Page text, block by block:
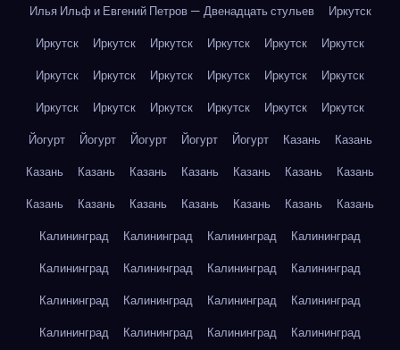
Илья Ильф и Евгений Петров — Двенадцать стульев
Иркутск
Иркутск
Иркутск Иркутск Иркутск Иркутск
Иркутск
Иркутск
Иркутск Иркутск Иркутск Иркутск
Иркутск
Иркутск
Иркутск Иркутск Иркутск Иркутск
Иркутск
Йогурт
Йогурт Йогурт Йогурт Йогурт Казань
Казань
Казань
Казань Казань Казань Казань Казань
Казань
Казань
Казань Казань Казань Казань Казань
Казань
Калининград
Калининград Калининград
Калининград
Калининград
Калининград Калининград
Калининград
Калининград
Калининград Калининград
Калининград
Калининград
Калининград Калининград
Калининград